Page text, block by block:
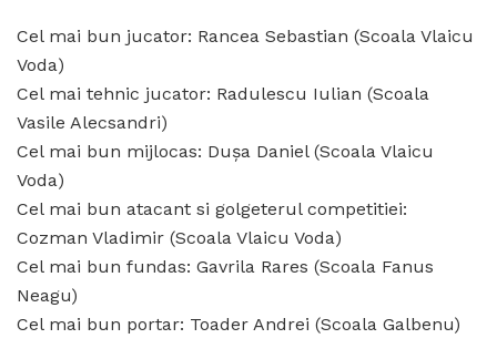
Cel mai bun jucator: Rancea Sebastian (Scoala Vlaicu
Voda)
Cel mai tehnic jucator: Radulescu Iulian (Scoala
Vasile Alecsandri)
Cel mai bun mijlocas: Dușa Daniel (Scoala Vlaicu
Voda)
Cel mai bun atacant si golgeterul competitiei:
Cozman Vladimir (Scoala Vlaicu Voda)
Cel mai bun fundas: Gavrila Rares (Scoala Fanus
Neagu)
Cel mai bun portar: Toader Andrei (Scoala Galbenu)